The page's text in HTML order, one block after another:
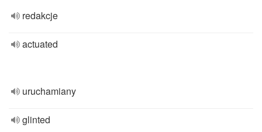
redakcje
actuated
uruchamiany
glinted